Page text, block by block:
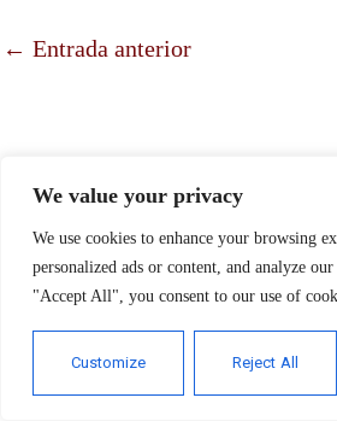
We value your privacy
We use cookies to enhance your browsing
personalized ads or content, and analyze
"Accept All", you consent to our use of
Customize Reject All
← Entrada anterior